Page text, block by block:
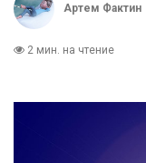
Артем Фактин
2 мин. на чтение